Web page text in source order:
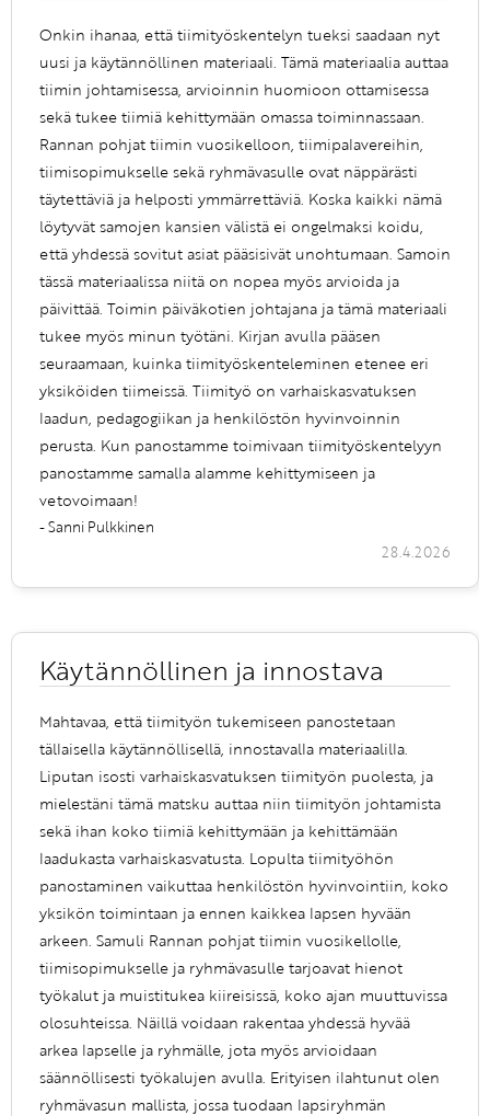
Onkin ihanaa, että tiimityöskentelyn tueksi saadaan nyt
uusi ja käytännöllinen materiaali. Tämä materiaalia auttaa
tiimin johtamisessa, arvioinnin huomioon ottamisessa
sekä tukee tiimiä kehittymään omassa toiminnassaan.
Rannan pohjat tiimin vuosikelloon, tiimipalavereihin,
tiimisopimukselle sekä ryhmävasulle ovat näppärästi
täytettäviä ja helposti ymmärrettäviä. Koska kaikki nämä
löytyvät samojen kansien välistä ei ongelmaksi koidu,
että yhdessä sovitut asiat pääsisivät unohtumaan. Samoin
tässä materiaalissa niitä on nopea myös arvioida ja
päivittää. Toimin päiväkotien johtajana ja tämä materiaali
tukee myös minun työtäni. Kirjan avulla pääsen
seuraamaan, kuinka tiimityöskenteleminen etenee eri
yksiköiden tiimeissä. Tiimityö on varhaiskasvatuksen
laadun, pedagogiikan ja henkilöstön hyvinvoinnin
perusta. Kun panostamme toimivaan tiimityöskentelyyn
panostamme samalla alamme kehittymiseen ja
vetovoimaan!
- Sanni Pulkkinen
28.4.2026
Käytännöllinen ja innostava
Mahtavaa, että tiimityön tukemiseen panostetaan
tällaisella käytännöllisellä, innostavalla materiaalilla.
Liputan isosti varhaiskasvatuksen tiimityön puolesta, ja
mielestäni tämä matsku auttaa niin tiimityön johtamista
sekä ihan koko tiimiä kehittymään ja kehittämään
laadukasta varhaiskasvatusta. Lopulta tiimityöhön
panostaminen vaikuttaa henkilöstön hyvinvointiin, koko
yksikön toimintaan ja ennen kaikkea lapsen hyvään
arkeen. Samuli Rannan pohjat tiimin vuosikellolle,
tiimisopimukselle ja ryhmävasulle tarjoavat hienot
työkalut ja muistitukea kiireisissä, koko ajan muuttuvissa
olosuhteissa. Näillä voidaan rakentaa yhdessä hyvää
arkea lapselle ja ryhmälle, jota myös arvioidaan
säännöllisesti työkalujen avulla. Erityisen ilahtunut olen
ryhmävasun mallista, jossa tuodaan lapsiryhmän